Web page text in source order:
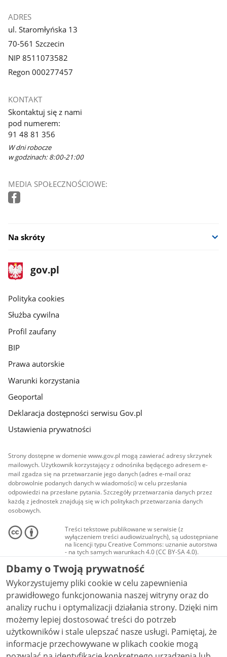
ADRES
ul. Staromłyńska 13
70-561 Szczecin
NIP 8511073582
Regon 000277457
KONTAKT
Skontaktuj się z nami
pod numerem:
91 48 81 356
W dni robocze
w godzinach: 8:00-21:00
MEDIA SPOŁECZNOŚCIOWE:
Na skróty
stopka
gov.pl
Strona
gov.pl
gov.pl
Polityka cookies
Służba cywilna
Profil zaufany
BIP
Prawa autorskie
Warunki korzystania
Geoportal
Deklaracja dostępności serwisu Gov.pl
Ustawienia prywatności
Strony dostępne w domenie www.gov.pl mogą zawierać adresy skrzynek
mailowych. Użytkownik korzystający z odnośnika będącego adresem e-
mail zgadza się na przetwarzanie jego danych (adres e-mail oraz
dobrowolnie podanych danych w wiadomości) w celu przesłania
odpowiedzi na przesłane pytania. Szczegóły przetwarzania danych przez
każdą z jednostek znajdują się w ich politykach przetwarzania danych
osobowych.
Treści tekstowe publikowane w serwisie (z
wyłączeniem treści audiowizualnych), są udostępniane
na licencji typu Creative Commons: uznanie autorstwa
- na tych samych warunkach 4.0 (CC BY-SA 4.0).
Materiały audiowizualne, w tym zdjęcia, materiały
audio i wideo, są udostępniane na licencji typu
Creative Commons: uznanie autorstwa użycie
niekomercyjne - bez utworów zależnych 4.0 (CC BY-
NC-ND 4.0), o ile nie jest to stwierdzone inaczej.
Dbamy o Twoją prywatność
Wykorzystujemy pliki cookie w celu zapewnienia
prawidłowego funkcjonowania naszej witryny oraz do
analizy ruchu i optymalizacji działania strony. Dzięki nim
możemy lepiej dostosować treści do potrzeb
użytkowników i stale ulepszać nasze usługi. Pamiętaj, że
informacje przechowywane w plikach cookie mogą